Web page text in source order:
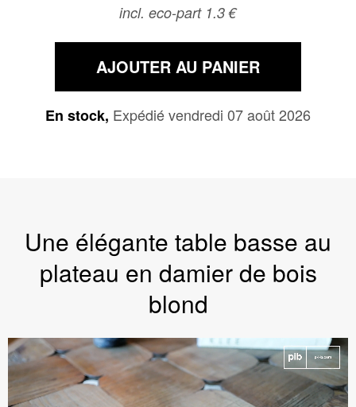
incl. eco-part 1.3 €
AJOUTER AU PANIER
En stock, Expédié vendredi 07 août 2026
Une élégante table basse au
plateau en damier de bois
blond